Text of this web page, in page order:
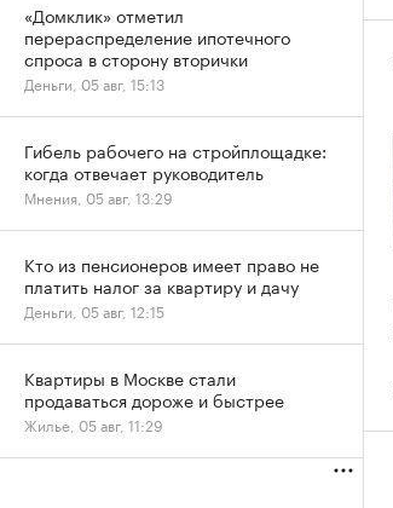
«Домклик» отметил
перераспределение ипотечного
спроса в сторону вторички
Деньги, 05 авг, 15:13
Гибель рабочего на стройплощадке:
когда отвечает руководитель
Мнения, 05 авг, 13:29
Кто из пенсионеров имеет право не
платить налог за квартиру и дачу
Деньги, 05 авг, 12:15
Квартиры в Москве стали
продаваться дороже и быстрее
Жилье, 05 авг, 11:29